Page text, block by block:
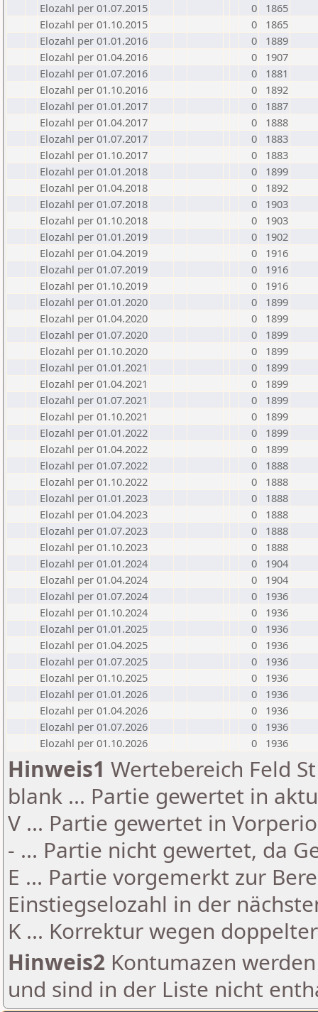
Elozahl per 01.07.2015
0
1865
Elozahl per 01.10.2015
0
1865
Elozahl per 01.01.2016
0
1889
Elozahl per 01.04.2016
0
1907
Elozahl per 01.07.2016
0
1881
Elozahl per 01.10.2016
0
1892
Elozahl per 01.01.2017
0
1887
Elozahl per 01.04.2017
0
1888
Elozahl per 01.07.2017
0
1883
Elozahl per 01.10.2017
0
1883
Elozahl per 01.01.2018
0
1899
Elozahl per 01.04.2018
0
1892
Elozahl per 01.07.2018
0
1903
Elozahl per 01.10.2018
0
1903
Elozahl per 01.01.2019
0
1902
Elozahl per 01.04.2019
0
1916
Elozahl per 01.07.2019
0
1916
Elozahl per 01.10.2019
0
1916
Elozahl per 01.01.2020
0
1899
Elozahl per 01.04.2020
0
1899
Elozahl per 01.07.2020
0
1899
Elozahl per 01.10.2020
0
1899
Elozahl per 01.01.2021
0
1899
Elozahl per 01.04.2021
0
1899
Elozahl per 01.07.2021
0
1899
Elozahl per 01.10.2021
0
1899
Elozahl per 01.01.2022
0
1899
Elozahl per 01.04.2022
0
1899
Elozahl per 01.07.2022
0
1888
Elozahl per 01.10.2022
0
1888
Elozahl per 01.01.2023
0
1888
Elozahl per 01.04.2023
0
1888
Elozahl per 01.07.2023
0
1888
Elozahl per 01.10.2023
0
1888
Elozahl per 01.01.2024
0
1904
Elozahl per 01.04.2024
0
1904
Elozahl per 01.07.2024
0
1936
Elozahl per 01.10.2024
0
1936
Elozahl per 01.01.2025
0
1936
Elozahl per 01.04.2025
0
1936
Elozahl per 01.07.2025
0
1936
Elozahl per 01.10.2025
0
1936
Elozahl per 01.01.2026
0
1936
Elozahl per 01.04.2026
0
1936
Elozahl per 01.07.2026
0
1936
Elozahl per 01.10.2026
0 1936
Hinweis1 Wertebereich Feld
blank ... Partie gewertet in
V ... Partie gewertet in
- ... Partie nicht gewertet, da
E ... Partie vorgemerkt zur
Einstiegselozahl in der
K ... Korrektur wegen
Hinweis2 Kontumazen
und sind in der Liste nicht